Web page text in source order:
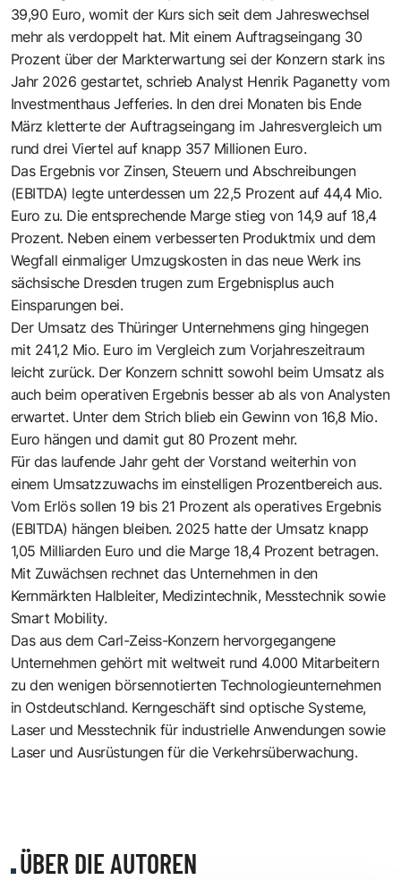
39,90 Euro, womit der Kurs sich seit dem Jahreswechsel
mehr als verdoppelt hat. Mit einem Auftragseingang 30
Prozent über der Markterwartung sei der Konzern stark ins
Jahr 2026 gestartet, schrieb Analyst Henrik Paganetty vom
Investmenthaus Jefferies. In den drei Monaten bis Ende
März kletterte der Auftragseingang im Jahresvergleich um
rund drei Viertel auf knapp 357 Millionen Euro.
Das Ergebnis vor Zinsen, Steuern und Abschreibungen
(EBITDA) legte unterdessen um 22,5 Prozent auf 44,4 Mio.
Euro zu. Die entsprechende Marge stieg von 14,9 auf 18,4
Prozent. Neben einem verbesserten Produktmix und dem
Wegfall einmaliger Umzugskosten in das neue Werk ins
sächsische Dresden trugen zum Ergebnisplus auch
Einsparungen bei.
Der Umsatz des Thüringer Unternehmens ging hingegen
mit 241,2 Mio. Euro im Vergleich zum Vorjahreszeitraum
leicht zurück. Der Konzern schnitt sowohl beim Umsatz als
auch beim operativen Ergebnis besser ab als von Analysten
erwartet. Unter dem Strich blieb ein Gewinn von 16,8 Mio.
Euro hängen und damit gut 80 Prozent mehr.
Für das laufende Jahr geht der Vorstand weiterhin von
einem Umsatzzuwachs im einstelligen Prozentbereich aus.
Vom Erlös sollen 19 bis 21 Prozent als operatives Ergebnis
(EBITDA) hängen bleiben. 2025 hatte der Umsatz knapp
1,05 Milliarden Euro und die Marge 18,4 Prozent betragen.
Mit Zuwächsen rechnet das Unternehmen in den
Kernmärkten Halbleiter, Medizintechnik, Messtechnik sowie
Smart Mobility.
Das aus dem Carl-Zeiss-Konzern hervorgegangene
Unternehmen gehört mit weltweit rund 4.000 Mitarbeitern
zu den wenigen börsennotierten Technologieunternehmen
in Ostdeutschland. Kerngeschäft sind optische Systeme,
Laser und Messtechnik für industrielle Anwendungen sowie
Laser und Ausrüstungen für die Verkehrsüberwachung.
ÜBER DIE AUTOREN